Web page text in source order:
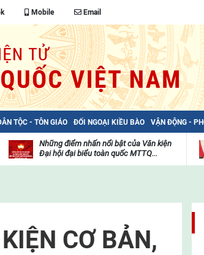
Mobile Email
TỘC - TÔN GIÁO ĐỐI NGOẠI KIỀU BÀO VẬN ĐỘNG -
Những điểm nhấn nổi bật của Văn kiện
Đại hội đại biểu toàn quốc MTTQ...
CƠ BẢN,